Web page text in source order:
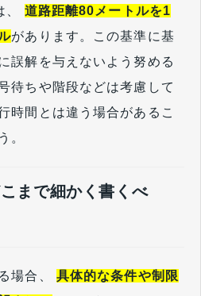
、 道路距離80メートルを1
があります。この基準に基
誤解を与えないよう努める
待ちや階段などは考慮して
時間とは違う場合があるこ
。
まで細かく書くべ
場合、 具体的な条件や制限